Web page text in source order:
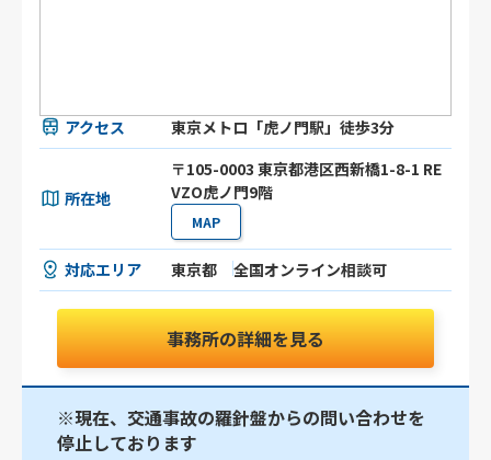
アクセス 東京メトロ「虎ノ門駅」徒歩3分
所在地
〒105-0003 東京都港区⻄新橋1-8-1 RE
VZO虎ノ門9階
MAP
対応エリア 東京都 全国オンライン相談可
事務所の詳細を見る
※現在、交通事故の羅針盤からの問い合わせを
停止しております